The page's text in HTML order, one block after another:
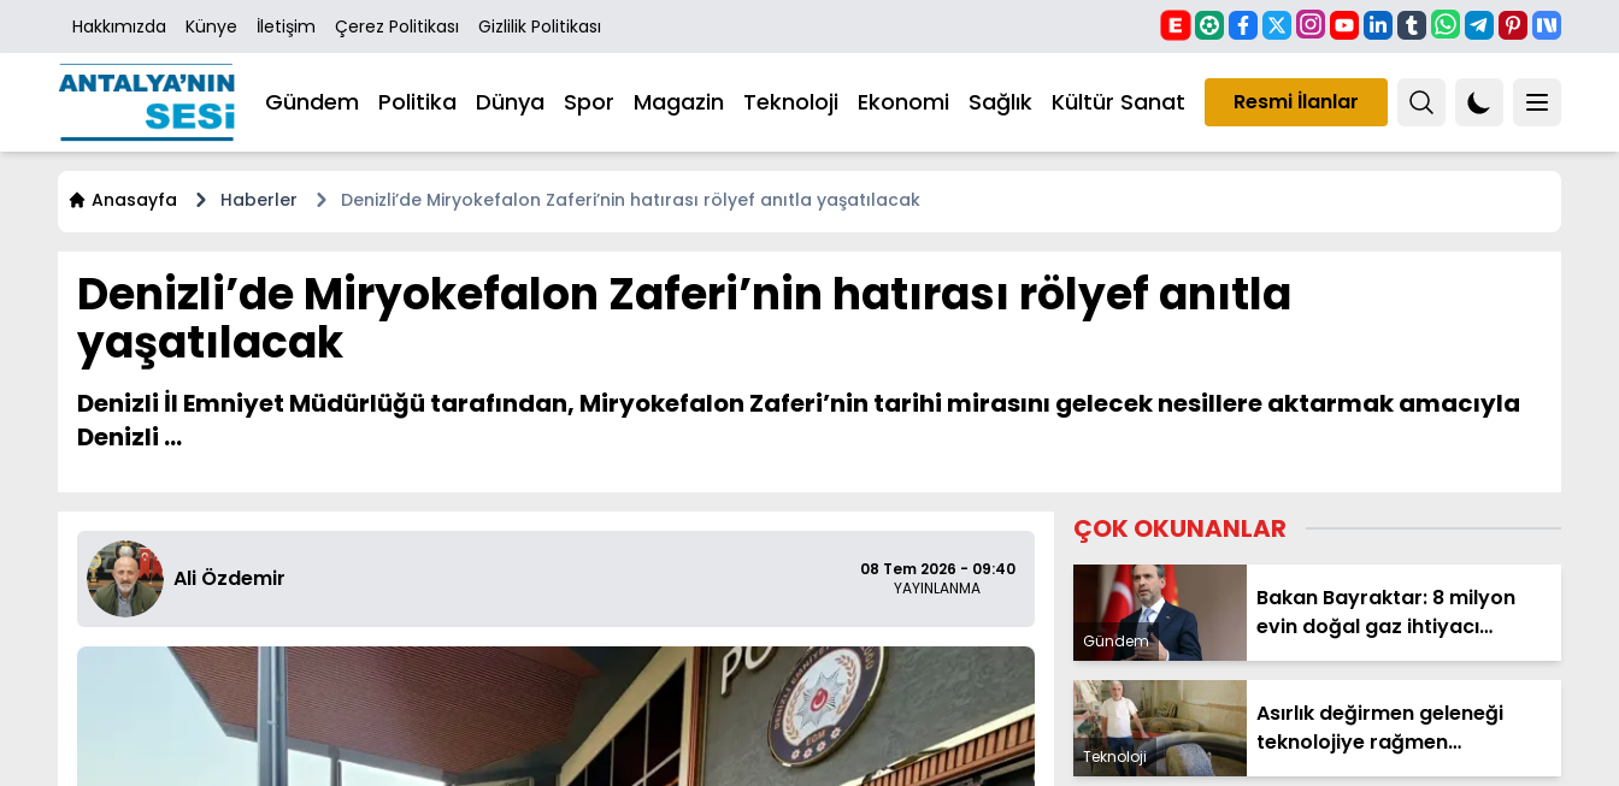
Hakkımızda Künye İletişim Çerez Politikası Gizlilik Politikası
Gündem Politika Dünya Spor Magazin Teknoloji Ekonomi Sağlık Kültür Sanat Resmi İlanlar
Anasayfa Haberler Denizli’de Miryokefalon Zaferi’nin hatırası rölyef anıtla yaşatılacak
Denizli’de Miryokefalon Zaferi’nin hatırası rölyef anıtla
yaşatılacak
Denizli İl Emniyet Müdürlüğü tarafından, Miryokefalon Zaferi’nin tarihi mirasını gelecek nesillere aktarmak amacıyla
Denizli ...
Ali Özdemir
08 Tem 2026 - 09:40
YAYINLANMA
ÇOK OKUNANLAR
Gündem
Bakan Bayraktar: 8 milyon
evin doğal gaz ihtiyacı
Sakarya Gaz Sahamızdan
Teknoloji
Asırlık değirmen geleneği
teknolojiye rağmen
yaşatılıyor